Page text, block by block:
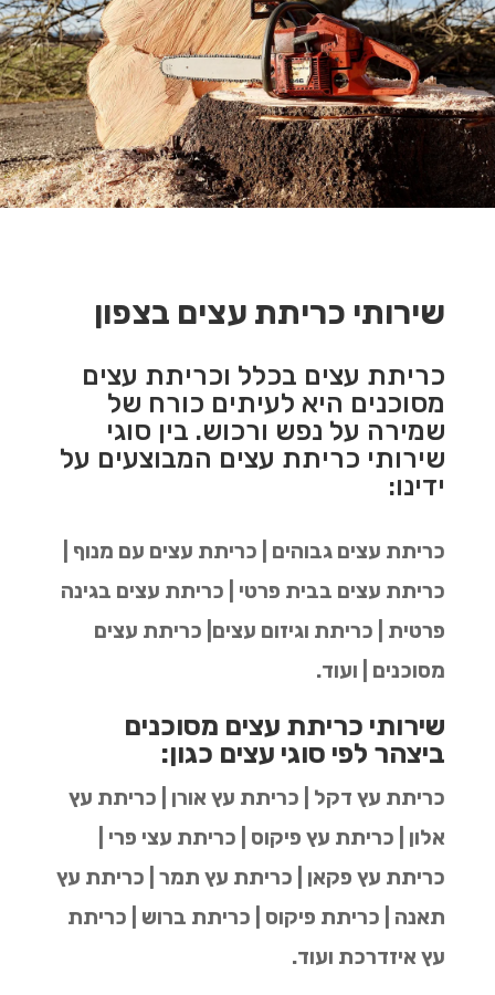
שירותי כריתת עצים בצפון
כריתת עצים בכלל וכריתת עצים
מסוכנים היא לעיתים כורח של
שמירה על נפש ורכוש. בין סוגי
שירותי כריתת עצים המבוצעים על
ידינו:
כריתת עצים גבוהים | כריתת עצים עם מנוף |
כריתת עצים בבית פרטי | כריתת עצים בגינה
פרטית | כריתת וגיזום עצים| כריתת עצים
מסוכנים | ועוד.
שירותי כריתת עצים מסוכנים
ביצהר לפי סוגי עצים כגון:
כריתת עץ דקל | כריתת עץ אורן | כריתת עץ
אלון | כריתת עץ פיקוס | כריתת עצי פרי |
כריתת עץ פקאן | כריתת עץ תמר | כריתת עץ
תאנה | כריתת פיקוס | כריתת ברוש | כריתת
עץ איזדרכת ועוד.